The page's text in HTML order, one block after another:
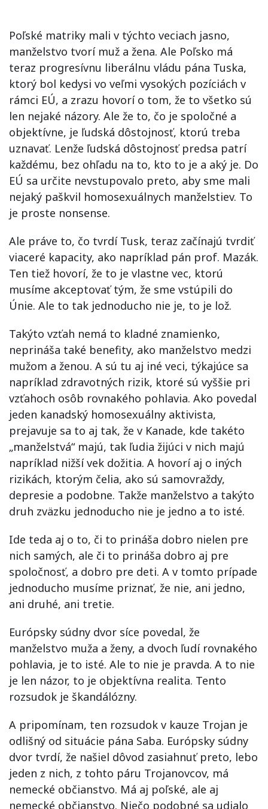
Poľské matriky mali v týchto veciach jasno,
manželstvo tvorí muž a žena. Ale Poľsko má
teraz progresívnu liberálnu vládu pána Tuska,
ktorý bol kedysi vo veľmi vysokých pozíciách v
rámci EÚ, a zrazu hovorí o tom, že to všetko sú
len nejaké názory. Ale že to, čo je spoločné a
objektívne, je ľudská dôstojnosť, ktorú treba
uznavať. Lenže ľudská dôstojnosť predsa patrí
každému, bez ohľadu na to, kto to je a aký je. Do
EÚ sa určite nevstupovalo preto, aby sme mali
nejaký paškvil homosexuálnych manželstiev. To
je proste nonsense.
Ale práve to, čo tvrdí Tusk, teraz začínajú tvrdiť
viaceré kapacity, ako napríklad pán prof. Mazák.
Ten tiež hovorí, že to je vlastne vec, ktorú
musíme akceptovať tým, že sme vstúpili do
Únie. Ale to tak jednoducho nie je, to je lož.
Takýto vzťah nemá to kladné znamienko,
neprináša také benefity, ako manželstvo medzi
mužom a ženou. A sú tu aj iné veci, týkajúce sa
napríklad zdravotných rizik, ktoré sú vyššie pri
vzťahoch osôb rovnakého pohlavia. Ako povedal
jeden kanadský homosexuálny aktivista,
prejavuje sa to aj tak, že v Kanade, kde takéto
„manželstvá“ majú, tak ľudia žijúci v nich majú
napríklad nižší vek dožitia. A hovorí aj o iných
rizikách, ktorým čelia, ako sú samovraždy,
depresie a podobne. Takže manželstvo a takýto
druh zväzku jednoducho nie je jedno a to isté.
Ide teda aj o to, či to prináša dobro nielen pre
nich samých, ale či to prináša dobro aj pre
spoločnosť, a dobro pre deti. A v tomto prípade
jednoducho musíme priznať, že nie, ani jedno,
ani druhé, ani tretie.
Európsky súdny dvor síce povedal, že
manželstvo muža a ženy, a dvoch ľudí rovnakého
pohlavia, je to isté. Ale to nie je pravda. A to nie
je len názor, to je objektívna realita. Tento
rozsudok je škandálózny.
A pripomínam, ten rozsudok v kauze Trojan je
odlišný od situácie pána Saba. Európsky súdny
dvor tvrdí, že našiel dôvod zasiahnuť preto, lebo
jeden z nich, z tohto páru Trojanovcov, má
nemecké občianstvo. Má aj poľské, ale aj
nemecké občianstvo. Niečo podobné sa udialo